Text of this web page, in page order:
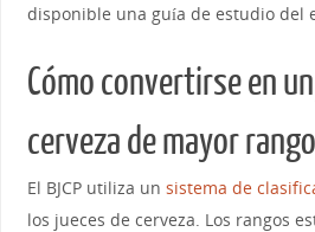
disponible una guía de estudio del
Cómo convertirse en
cerveza de mayor rango
El BJCP utiliza un sistema de
los jueces de cerveza. Los rangos